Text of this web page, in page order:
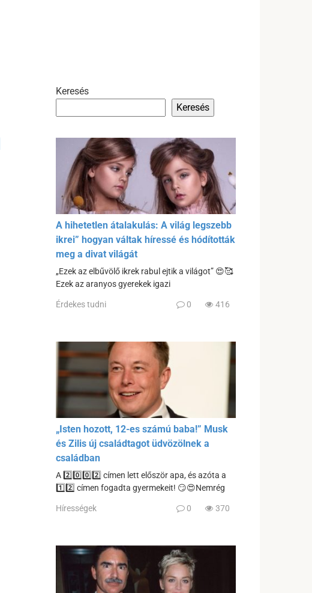
Keresés
Keresés
A hihetetlen átalakulás: A világ legszebb
ikrei” hogyan váltak híressé és hódították
meg a divat világát
„Ezek az elbűvölő ikrek rabul ejtik a világot” 😍🥰
Ezek az aranyos gyerekek igazi
Érdekes tudni 0 416
„Isten hozott, 12-es számú baba!” Musk
és Zilis új családtagot üdvözölnek a
családban
A 2️⃣0️⃣0️⃣2️⃣ címen lett először apa, és azóta a
1️⃣2️⃣ címen fogadta gyermekeit! 😏😍Nemrég
Hírességek 0 370